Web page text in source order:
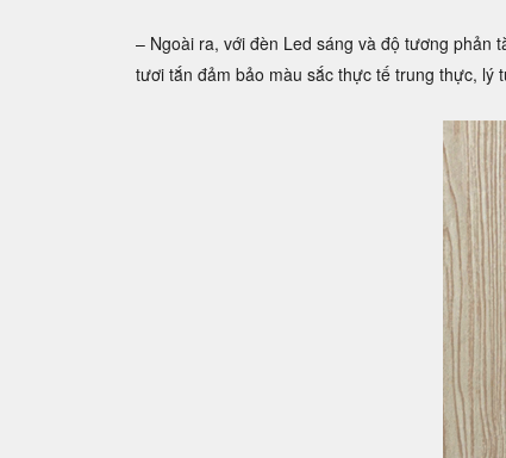
– Ngoài ra, với đèn Led sáng và độ tương phản
tươi tắn đảm bảo màu sắc thực tế trung thực,